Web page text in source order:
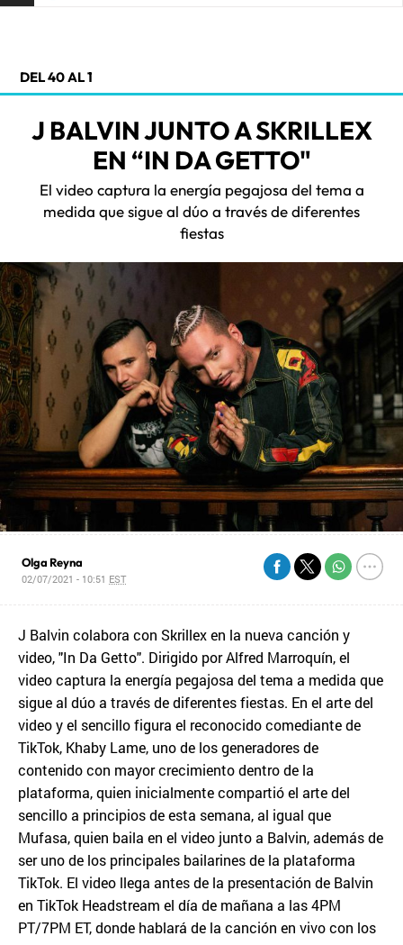
DEL 40 AL 1
J BALVIN JUNTO A SKRILLEX
EN “IN DA GETTO"
El video captura la energía pegajosa del tema a
medida que sigue al dúo a través de diferentes
fiestas
Olga Reyna
02/07/2021 - 10:51 EST
J Balvin colabora con Skrillex en la nueva canción y
video, "In Da Getto". Dirigido por Alfred Marroquín, el
video captura la energía pegajosa del tema a medida que
sigue al dúo a través de diferentes fiestas. En el arte del
video y el sencillo figura el reconocido comediante de
TikTok, Khaby Lame, uno de los generadores de
contenido con mayor crecimiento dentro de la
plataforma, quien inicialmente compartió el arte del
sencillo a principios de esta semana, al igual que
Mufasa, quien baila en el video junto a Balvin, además de
ser uno de los principales bailarines de la plataforma
TikTok. El video llega antes de la presentación de Balvin
en TikTok Headstream el día de mañana a las 4PM
PT/7PM ET, donde hablará de la canción en vivo con los